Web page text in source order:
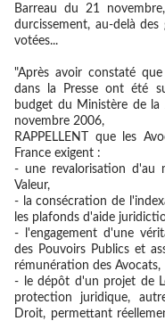
Barreau du 21
durcissement, au-delà
votées...
"Après avoir constaté
dans la Presse ont été
budget du Ministère de la
novembre 2006,
RAPPELLENT que les
France exigent :
- une revalorisation d'au
Valeur,
- la consécration de
les plafonds d'aide
- l'engagement d'une
des Pouvoirs Publics et
rémunération des Avocats,
- le dépôt d'un projet de
protection juridique,
Droit, permettant